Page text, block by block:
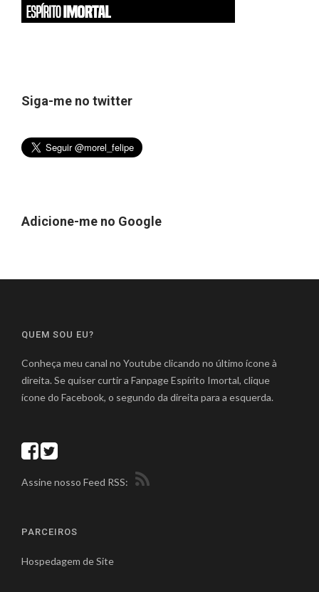
Siga-me no twitter
Adicione-me no Google
QUEM SOU EU?
Conheça meu canal no Youtube clicando no último ícone à
direita. Se quiser curtir a Fanpage Espírito Imortal, clique
ícone do Facebook, o segundo da direita para a esquerda.
Assine nosso Feed RSS:
PARCEIROS
Hospedagem de Site